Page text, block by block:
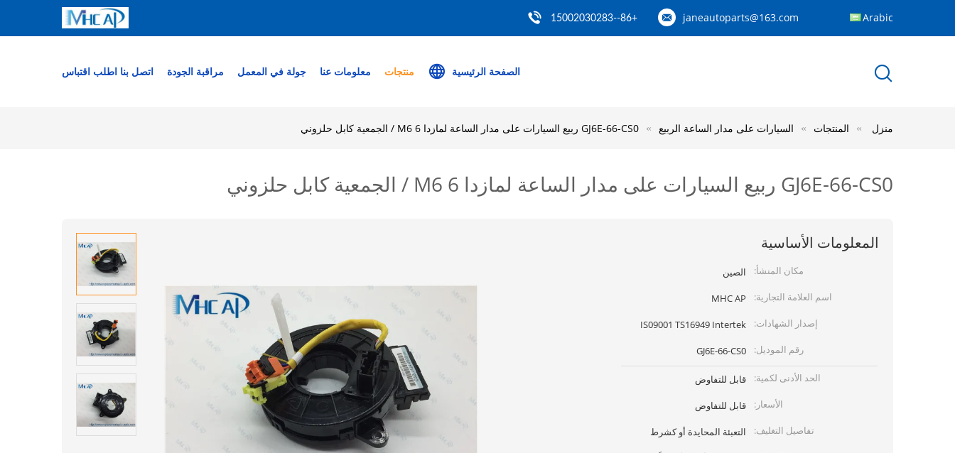
janeautoparts@163.com
+86--15002030283 Arabic
الصفحة الرئيسية منتجات معلومات عنا جولة في المعمل مراقبة الجودة اتصل بنا اطلب اقتباس
منزل المنتجات السيارات على مدار الساعة الربيع GJ6E-66-CS0 ربيع السيارات على مدار الساعة لمازدا 6 M6 / الجمعية كابل حلزوني
GJ6E-66-CS0 ربيع السيارات على مدار الساعة لمازدا 6 M6 / الجمعية كابل حلزوني
المعلومات الأساسية
مكان المنشأ:
الصين
اسم العلامة التجارية:
MHC AP
إصدار الشهادات:
IS09001 TS16949 Intertek
رقم الموديل:
GJ6E-66-CS0
الحد الأدنى لكمية:
قابل للتفاوض
الأسعار:
قابل للتفاوض
تفاصيل التغليف:
التعبئة المحايدة أو كشرط